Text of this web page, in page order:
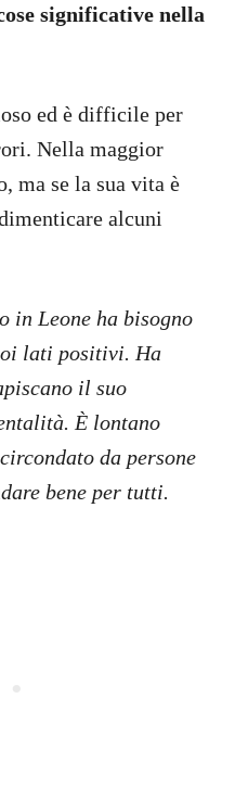
significative nella
ed è difficile per
Nella maggior
ma se la sua vita è
alcuni
in Leone ha bisogno
lati positivi. Ha
il suo
È lontano
da persone
bene per tutti.